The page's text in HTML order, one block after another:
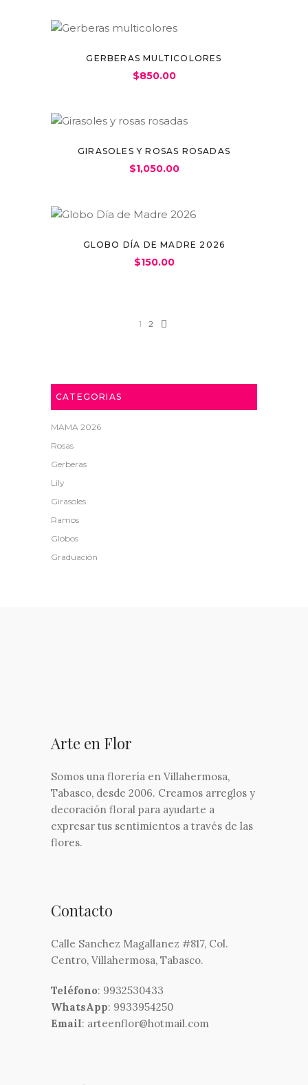
GERBERAS MULTICOLORES
$850.00
GIRASOLES Y ROSAS ROSADAS
$1,050.00
GLOBO DÍA DE MADRE 2026
$150.00
1 2
CATEGORIAS
MAMA 2026
Rosas
Gerberas
Lily
Girasoles
Ramos
Globos
Graduación
Arte en Flor
Somos una florería en Villahermosa,
Tabasco, desde 2006. Creamos arreglos y
decoración floral para ayudarte a
expresar tus sentimientos a través de las
flores.
Contacto
Calle Sanchez Magallanez #817, Col.
Centro, Villahermosa, Tabasco.
Teléfono: 9932530433
WhatsApp: 9933954250
Email: arteenflor@hotmail.com